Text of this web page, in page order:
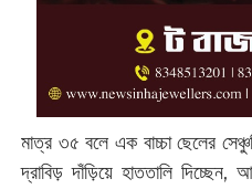
মাত্র ৩৫ বলে এক বাচ্চা ছেলের
দ্রাবিড় দাঁড়িয়ে হাততালি দিচ্ছেন,